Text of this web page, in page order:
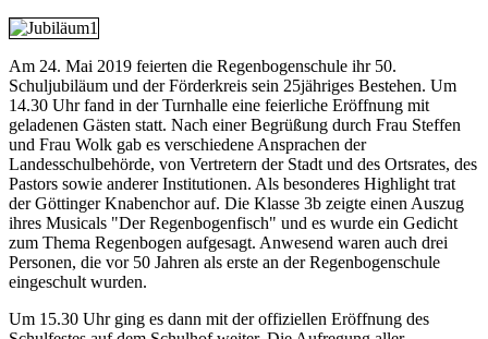
Am 24. Mai 2019 feierten die Regenbogenschule ihr 50.
Schuljubiläum und der Förderkreis sein 25jähriges Bestehen. Um
14.30 Uhr fand in der Turnhalle eine feierliche Eröffnung mit
geladenen Gästen statt. Nach einer Begrüßung durch Frau Steffen
und Frau Wolk gab es verschiedene Ansprachen der
Landesschulbehörde, von Vertretern der Stadt und des Ortsrates, des
Pastors sowie anderer Institutionen. Als besonderes Highlight trat
der Göttinger Knabenchor auf. Die Klasse 3b zeigte einen Auszug
ihres Musicals "Der Regenbogenfisch" und es wurde ein Gedicht
zum Thema Regenbogen aufgesagt. Anwesend waren auch drei
Personen, die vor 50 Jahren als erste an der Regenbogenschule
eingeschult wurden.
Um 15.30 Uhr ging es dann mit der offiziellen Eröffnung des